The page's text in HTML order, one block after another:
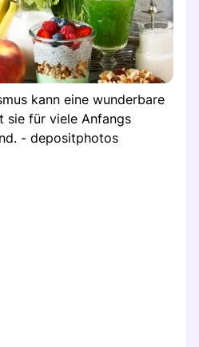
kann eine wunderbare
sie für viele Anfangs
- depositphotos